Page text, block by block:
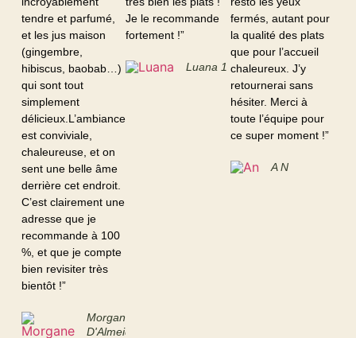
tendre et parfumé,
et les jus maison
(gingembre,
hibiscus, baobab…)
qui sont tout
simplement
délicieux.L’ambiance
est conviviale,
chaleureuse, et on
sent une belle âme
derrière cet endroit.
C’est clairement une
adresse que je
recommande à 100
%, et que je compte
bien revisiter très
bientôt !”
Morgane
D'Almeida
Je le recommande
fortement !”
Luana 1
fermés, autant pour
la qualité des plats
que pour l’accueil
chaleureux. J’y
retournerai sans
hésiter. Merci à
toute l’équipe pour
ce super moment !”
A N